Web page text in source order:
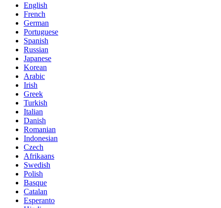
English
French
German
Portuguese
Spanish
Russian
Japanese
Korean
Arabic
Irish
Greek
Turkish
Italian
Danish
Romanian
Indonesian
Czech
Afrikaans
Swedish
Polish
Basque
Catalan
Esperanto